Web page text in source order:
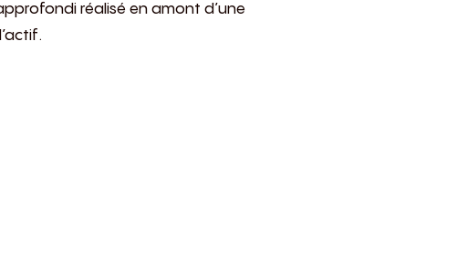
réalisé en amont d’une